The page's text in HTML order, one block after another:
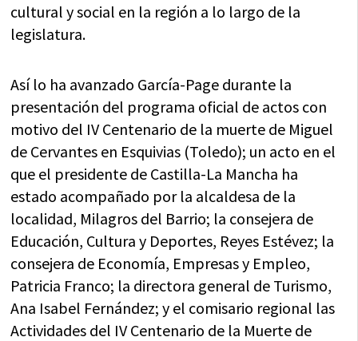
cultural y social en la región a lo largo de la
legislatura.
Así lo ha avanzado García-Page durante la
presentación del programa oficial de actos con
motivo del IV Centenario de la muerte de Miguel
de Cervantes en Esquivias (Toledo); un acto en el
que el presidente de Castilla-La Mancha ha
estado acompañado por la alcaldesa de la
localidad, Milagros del Barrio; la consejera de
Educación, Cultura y Deportes, Reyes Estévez; la
consejera de Economía, Empresas y Empleo,
Patricia Franco; la directora general de Turismo,
Ana Isabel Fernández; y el comisario regional las
Actividades del IV Centenario de la Muerte de